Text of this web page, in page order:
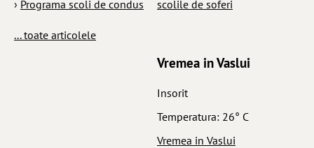
› Programa scoli de condus
... toate articolele
scolile de soferi
Vremea in Vaslui
Insorit
Temperatura: 26° C
Vremea in Vaslui